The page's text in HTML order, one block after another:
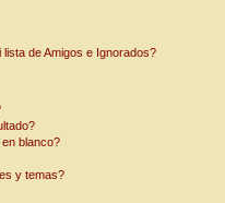
de Amigos e Ignorados?
blanco?
y temas?